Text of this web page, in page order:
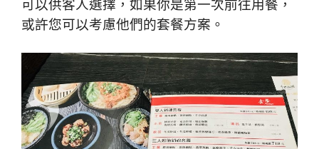
可以供客人選擇，如果你是第一次前往用餐，
或許您可以考慮他們的套餐方案。